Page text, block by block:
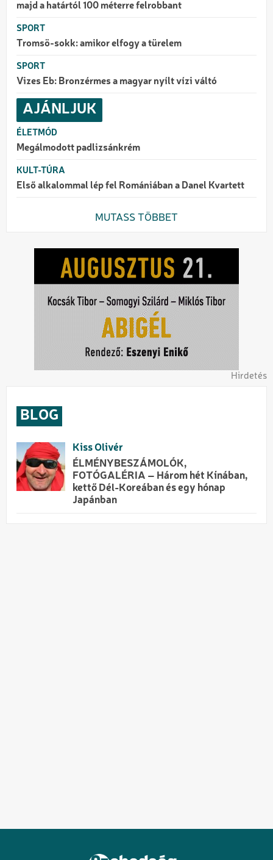
majd a határtól 100 méterre felrobbant
SPORT
Tromsö-sokk: amikor elfogy a türelem
SPORT
Vizes Eb: Bronzérmes a magyar nyílt vízi váltó
AJÁNLJUK
ÉLETMÓD
Megálmodott padlizsánkrém
KULT-TÚRA
Első alkalommal lép fel Romániában a Danel Kvartett
MUTASS TÖBBET
Hirdetés
BLOG
Kiss Olivér
ÉLMÉNYBESZÁMOLÓK,
FOTÓGALÉRIA – Három hét Kínában,
kettő Dél-Koreában és egy hónap
Japánban